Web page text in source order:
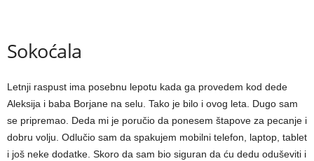
Sokoćala
Letnji raspust ima posebnu lepotu kada ga provedem kod dede
Aleksija i baba Borjane na selu. Tako je bilo i ovog leta. Dugo sam
se pripremao. Deda mi je poručio da ponesem štapove za pecanje i
dobru volјu. Odlučio sam da spakujem mobilni telefon, laptop, tablet
i još neke dodatke. Skoro da sam bio siguran da ću dedu oduševiti i